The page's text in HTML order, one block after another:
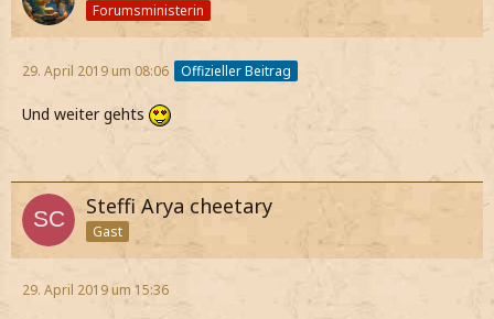
Forumsministerin
29. April 2019 um 08:06 Offizieller Beitrag
Und weiter gehts
Steffi Arya cheetary
Gast
29. April 2019 um 15:36